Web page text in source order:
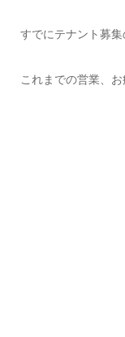
すでにテナント募集
これまでの営業、お